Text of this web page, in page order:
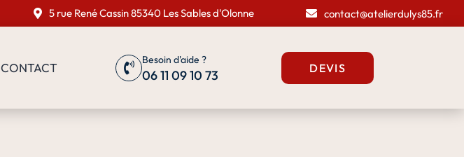
5 rue René Cassin 85340 Les Sables d'Olonne contact@atelierdulys85.fr
CONTACT 06 11 09 10 73
Besoin d'aide ?
DEVIS